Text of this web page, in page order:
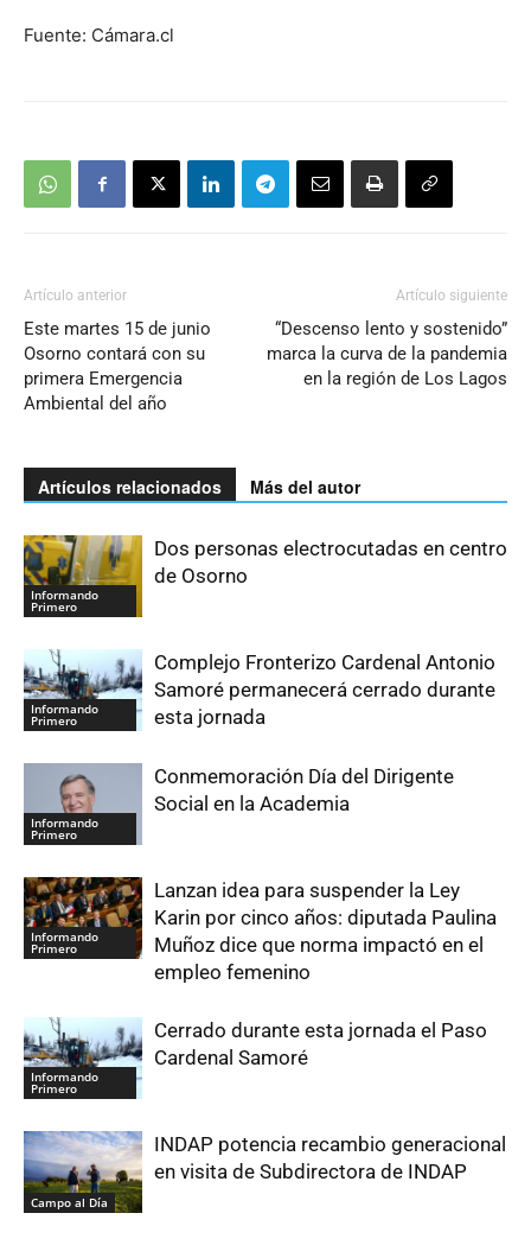
Fuente: Cámara.cl
Artículo anterior
Este martes 15 de junio
Osorno contará con su
primera Emergencia
Ambiental del año
Artículo siguiente
“Descenso lento y sostenido”
marca la curva de la pandemia
en la región de Los Lagos
Artículos relacionados Más del autor
Informando
Primero
Dos personas electrocutadas en centro
de Osorno
Informando
Primero
Complejo Fronterizo Cardenal Antonio
Samoré permanecerá cerrado durante
esta jornada
Informando
Primero
Conmemoración Día del Dirigente
Social en la Academia
Informando
Primero
Lanzan idea para suspender la Ley
Karin por cinco años: diputada Paulina
Muñoz dice que norma impactó en el
empleo femenino
Informando
Primero
Cerrado durante esta jornada el Paso
Cardenal Samoré
Campo al Día
INDAP potencia recambio generacional
en visita de Subdirectora de INDAP